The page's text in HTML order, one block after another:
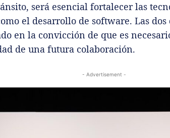
será esencial fortalecer las
el desarrollo de software. Las
en la convicción de que es
de una futura colaboración.
- Advertisement -